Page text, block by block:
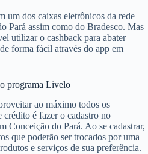
um dos caixas eletrônicos da rede
Pará assim como do Bradesco. Mas
utilizar o cashback para abater
forma fácil através do app em
programa Livelo
ao máximo todos os
é fazer o cadastro no
Conceição do Pará. Ao se cadastrar,
que poderão ser trocados por uma
e serviços de sua preferência.